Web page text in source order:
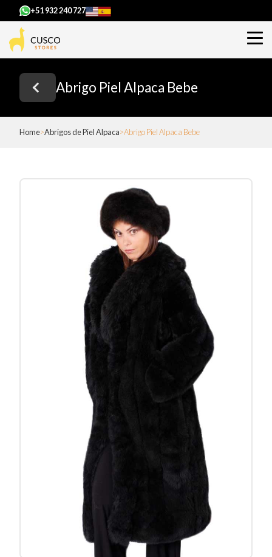
+51 932 240 727
Abrigo Piel Alpaca Bebe
Home Abrigos de Piel Alpaca Abrigo Piel Alpaca Bebe